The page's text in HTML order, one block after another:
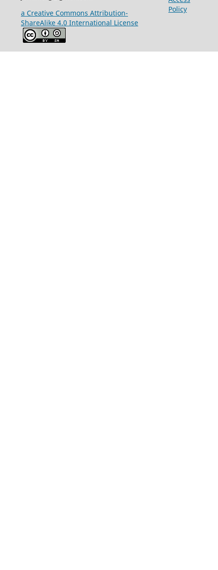
a Creative Commons Attribution-
ShareAlike 4.0 International License
Policy